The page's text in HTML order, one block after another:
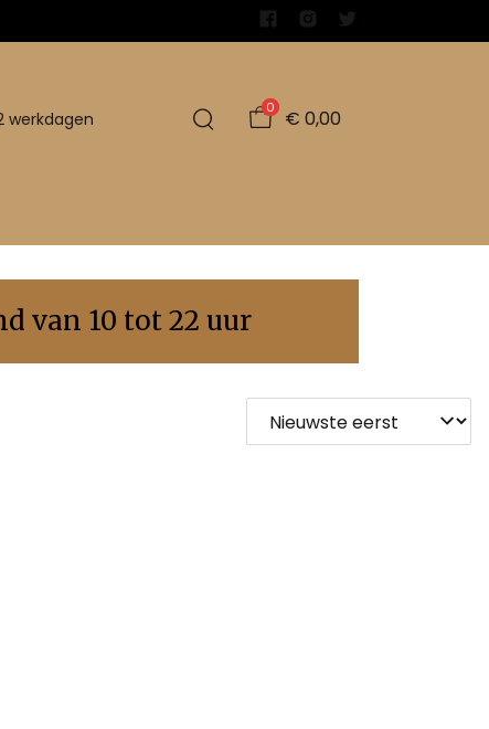
werkdagen
0 € 0,00
van 10 tot 22 uur